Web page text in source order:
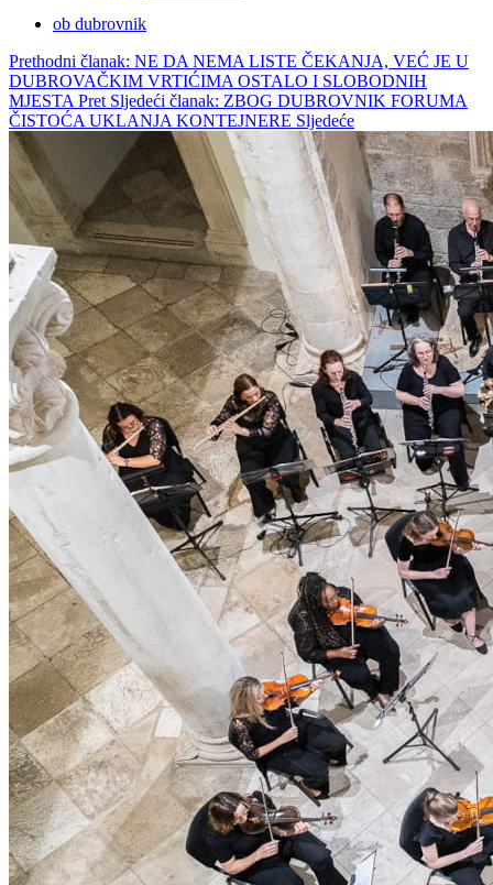
ob dubrovnik
Prethodni članak: NE DA NEMA LISTE ČEKANJA, VEĆ JE U
DUBROVAČKIM VRTIĆIMA OSTALO I SLOBODNIH
MJESTA Pret Sljedeći članak: ZBOG DUBROVNIK FORUMA
ČISTOĆA UKLANJA KONTEJNERE Sljedeće